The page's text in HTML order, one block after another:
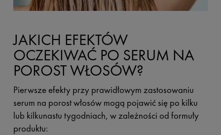
JAKICH EFEKTÓW
OCZEKIWAĆ PO SERUM NA
POROST WŁOSÓW?
Pierwsze efekty przy prawidłowym zastosowaniu
serum na porost włosów mogą pojawić się po kilku
lub kilkunastu tygodniach, w zależności od formuły
produktu: